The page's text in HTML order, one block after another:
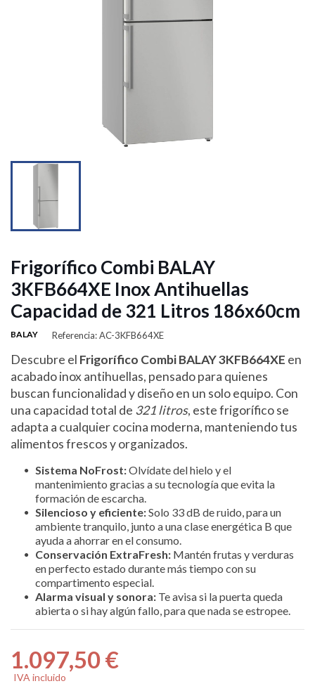
Frigorífico Combi BALAY
3KFB664XE Inox Antihuellas
Capacidad de 321 Litros 186x60cm
BALAY Referencia: AC-3KFB664XE
Descubre el Frigorífico Combi BALAY 3KFB664XE en
acabado inox antihuellas, pensado para quienes
buscan funcionalidad y diseño en un solo equipo. Con
una capacidad total de 321 litros, este frigorífico se
adapta a cualquier cocina moderna, manteniendo tus
alimentos frescos y organizados.
Sistema NoFrost:Olvídate del hielo y el
mantenimiento gracias a su tecnología que evita la
formación de escarcha.
Silencioso y eficiente:Solo 33 dB de ruido, para un
ambiente tranquilo, junto a una clase energética B que
ayuda a ahorrar en el consumo.
Conservación ExtraFresh: Mantén frutas y verduras
en perfecto estado durante más tiempo con su
compartimento especial.
Alarma visual y sonora: Te avisa si la puerta queda
abierta o si hay algún fallo, para que nada se estropee.
1.097,50 €
IVA incluido